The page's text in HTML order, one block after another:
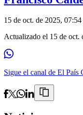
15 de oct. de 2025,
Actualizado el 15 de oct.
Sigue el canal de El País